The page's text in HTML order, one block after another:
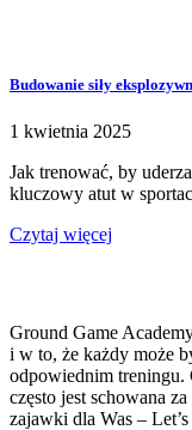
Budowanie siły
1 kwietnia 2025
Jak trenować, by
kluczowy atut w
Czytaj więcej
Ground Game
i w to, że każdy może
odpowiednim treningu.
często jest schowana
zajawki dla Was –